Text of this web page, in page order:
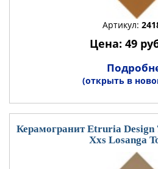
Артикул:
Цена: 49
(открыть в
Керамогранит Etruria Design
Xxs Losanga